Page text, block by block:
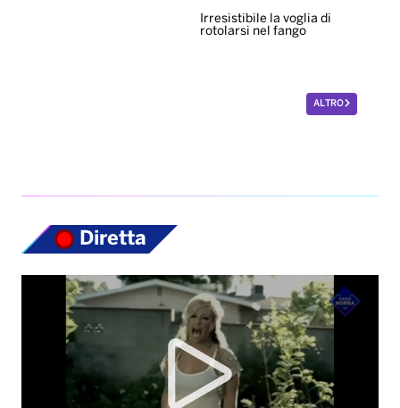
Irresistibile la voglia di
rotolarsi nel fango
ALTRO
Diretta